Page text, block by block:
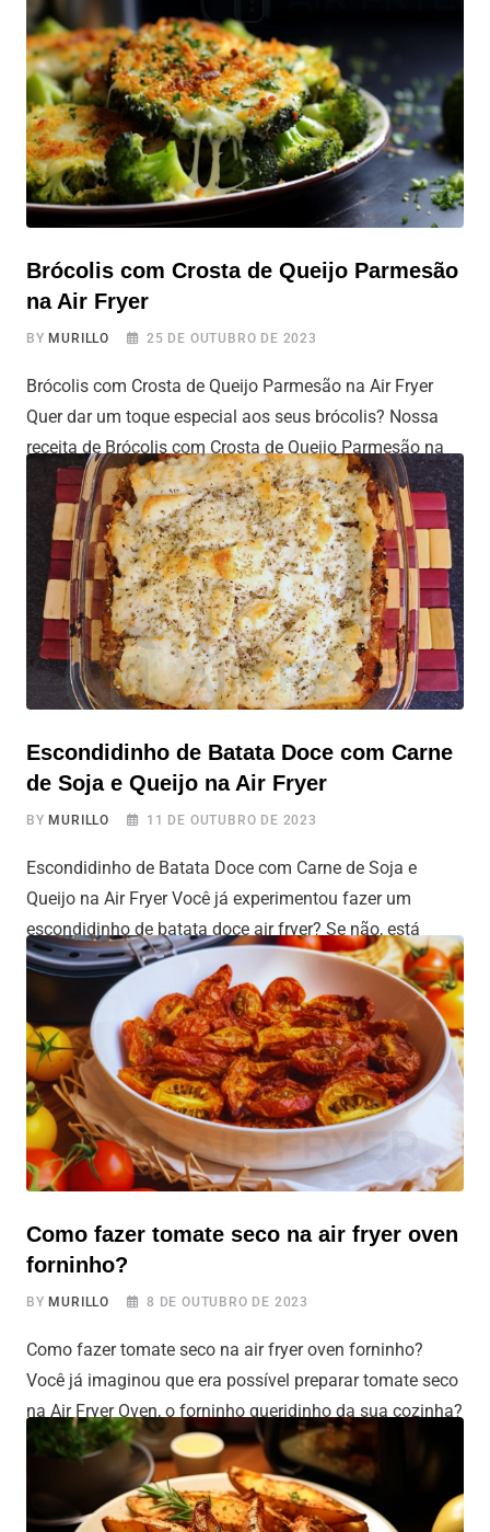
e manjericão fresco em uma massa fina e
Brócolis com Crosta de Queijo Parmesão
na Air Fryer
BYMURILLO 25 DE OUTUBRO DE 2023
Brócolis com Crosta de Queijo Parmesão na Air Fryer
Quer dar um toque especial aos seus brócolis? Nossa
receita de Brócolis com Crosta de Queijo Parmesão na
Air Fryer é a solução. Com uma crosta crocante e
saborosa de queijo, você vai transformar seus brócolis
em um acompanhamento irresistível. Sem mais
delongas, vamos à receita!
Escondidinho de Batata Doce com Carne
de Soja e Queijo na Air Fryer
BYMURILLO 11 DE OUTUBRO DE 2023
Escondidinho de Batata Doce com Carne de Soja e
Queijo na Air Fryer Você já experimentou fazer um
escondidinho de batata doce air fryer? Se não, está
prestes a descobrir uma receita que vai te surpreender.
Este prato é uma alternativa deliciosa ao escondidinho
tradicional, perfeito para vegetarianos, veganos e
qualquer pessoa que queira saborear
Como fazer tomate seco na air fryer oven
forninho?
BYMURILLO 8 DE OUTUBRO DE 2023
Como fazer tomate seco na air fryer oven forninho?
Você já imaginou que era possível preparar tomate seco
na Air Fryer Oven, o forninho queridinho da sua cozinha?
Se segura que vamos contar a receita tim tim por tim
tim! E principalmente mostrar de forma simples e direta,
passo a passo de como fazer tomate